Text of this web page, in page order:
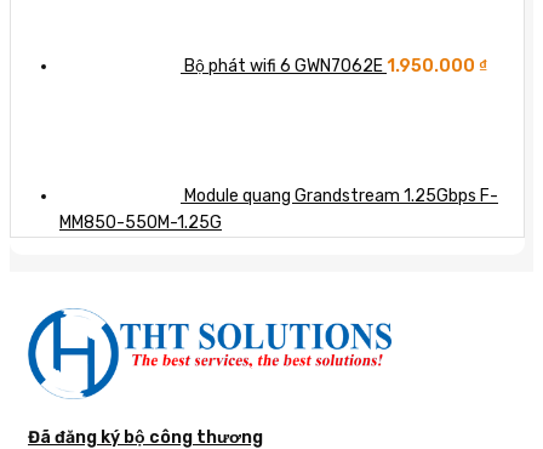
Bộ phát wifi 6 GWN7062E1.950.000 ₫
Module quang Grandstream 1.25Gbps F-
MM850-550M-1.25G
Đã đăng ký bộ công thương